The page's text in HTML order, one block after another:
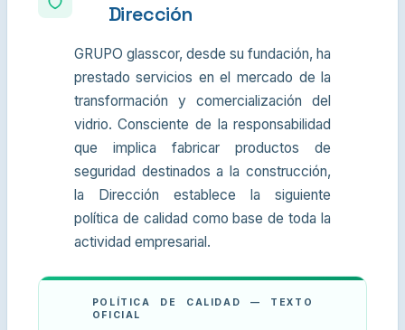
Dirección
GRUPO glasscor, desde su fundación, ha
prestado servicios en el mercado de la
transformación y comercialización del
vidrio. Consciente de la responsabilidad
que implica fabricar productos de
seguridad destinados a la construcción,
la Dirección establece la siguiente
política de calidad como base de toda la
actividad empresarial.
POLÍTICA DE CALIDAD — TEXTO
OFICIAL